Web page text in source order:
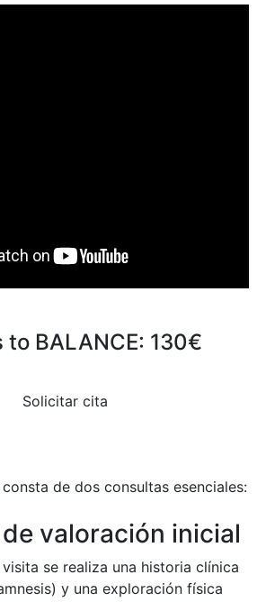
to BALANCE: 130€
Solicitar cita
de dos consultas esenciales:
valoración inicial
se realiza una historia clínica
y una exploración física